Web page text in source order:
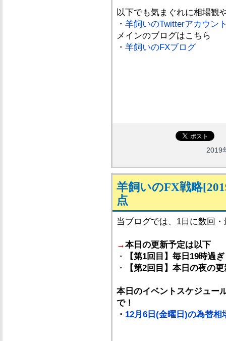
以下でも気まぐれに相場観
・ 羊飼いのTwitterアカウン
メインのブログはこちら
・ 羊飼いのFXブログ
2019
羊飼いのFX戦略
点
当ブログでは、1日に数回
→本日の更新予定は以下
・
【第1回目】毎日19時過
・
【第2回目】本日の夜の
本日のイベントスケジュー
で！
・ 12月6日(金曜日)の為替